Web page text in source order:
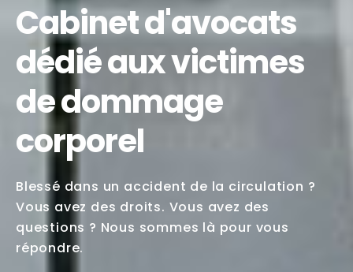
Cabinet d'avocats
dédié aux victimes
de dommage
corporel
Blessé dans un accident de la circulation ?
Vous avez des droits. Vous avez des
questions ? Nous sommes là pour vous
répondre.